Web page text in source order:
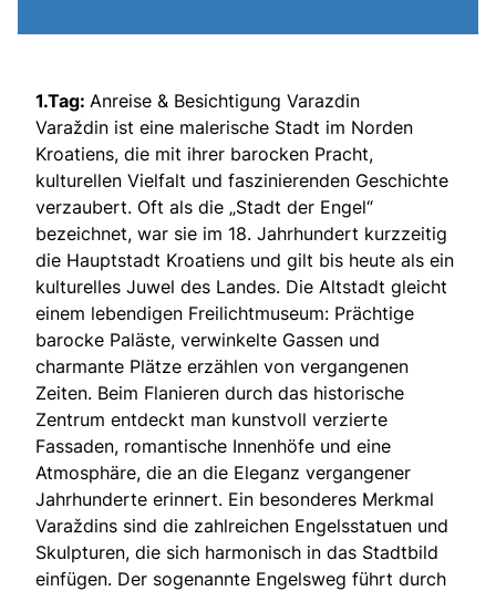
1.Tag: Anreise & Besichtigung Varazdin
Varaždin ist eine malerische Stadt im Norden
Kroatiens, die mit ihrer barocken Pracht,
kulturellen Vielfalt und faszinierenden Geschichte
verzaubert. Oft als die „Stadt der Engel“
bezeichnet, war sie im 18. Jahrhundert kurzzeitig
die Hauptstadt Kroatiens und gilt bis heute als ein
kulturelles Juwel des Landes. Die Altstadt gleicht
einem lebendigen Freilichtmuseum: Prächtige
barocke Paläste, verwinkelte Gassen und
charmante Plätze erzählen von vergangenen
Zeiten. Beim Flanieren durch das historische
Zentrum entdeckt man kunstvoll verzierte
Fassaden, romantische Innenhöfe und eine
Atmosphäre, die an die Eleganz vergangener
Jahrhunderte erinnert. Ein besonderes Merkmal
Varaždins sind die zahlreichen Engelsstatuen und
Skulpturen, die sich harmonisch in das Stadtbild
einfügen. Der sogenannte Engelsweg führt durch